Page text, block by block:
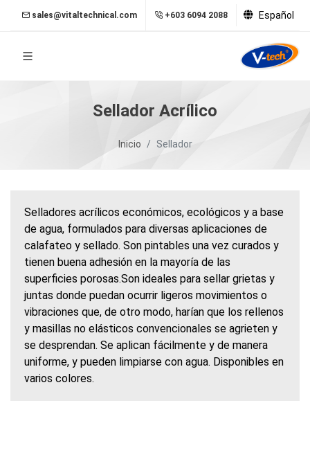
sales@vitaltechnical.com +603 6094 2088 Español
Sellador Acrílico
Inicio Sellador
Selladores acrílicos económicos, ecológicos y a base
de agua, formulados para diversas aplicaciones de
calafateo y sellado. Son pintables una vez curados y
tienen buena adhesión en la mayoría de las
superficies porosas.Son ideales para sellar grietas y
juntas donde puedan ocurrir ligeros movimientos o
vibraciones que, de otro modo, harían que los rellenos
y masillas no elásticos convencionales se agrieten y
se desprendan. Se aplican fácilmente y de manera
uniforme, y pueden limpiarse con agua. Disponibles en
varios colores.